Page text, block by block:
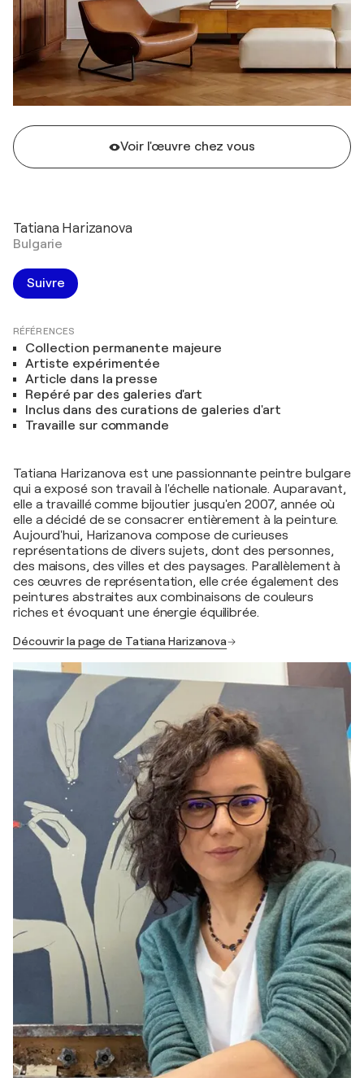
Voir l'œuvre chez vous
Tatiana Harizanova
Bulgarie
Suivre
RÉFÉRENCES
Collection permanente majeure
Artiste expérimentée
Article dans la presse
Repéré par des galeries d'art
Inclus dans des curations de galeries d'art
Travaille sur commande
Tatiana Harizanova est une passionnante peintre bulgare
qui a exposé son travail à l'échelle nationale. Auparavant,
elle a travaillé comme bijoutier jusqu'en 2007, année où
elle a décidé de se consacrer entièrement à la peinture.
Aujourd'hui, Harizanova compose de curieuses
représentations de divers sujets, dont des personnes,
des maisons, des villes et des paysages. Parallèlement à
ces œuvres de représentation, elle crée également des
peintures abstraites aux combinaisons de couleurs
riches et évoquant une énergie équilibrée.
Découvrir la page de Tatiana Harizanova